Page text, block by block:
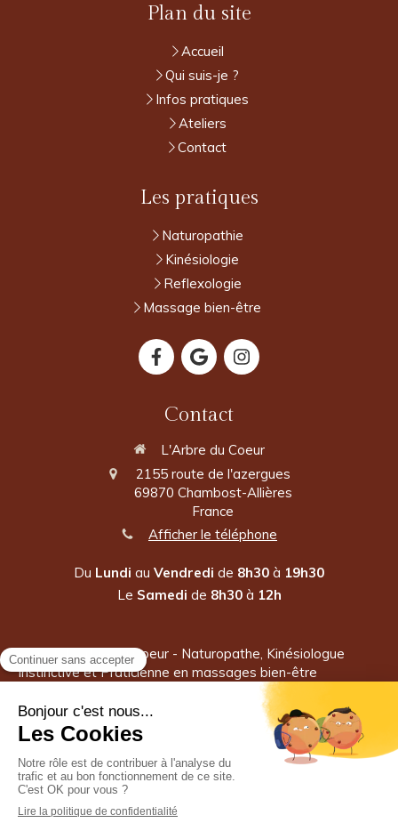
Plan du site
Accueil
Qui suis-je ?
Infos pratiques
Ateliers
Contact
Les pratiques
Naturopathie
Kinésiologie
Reflexologie
Massage bien-être
Contact
L'Arbre du Coeur
2155 route de l'azergues
69870 Chambost-Allières
France
Afficher le téléphone
Du Lundi au Vendredi de 8h30 à 19h30
Le Samedi de 8h30à 12h
©2025 L'Arbre du Coeur - Naturopathe, Kinésiologue
Instinctive et Praticienne en massages bien-être
Mentions légales
Création et référencement du site par Simplébo